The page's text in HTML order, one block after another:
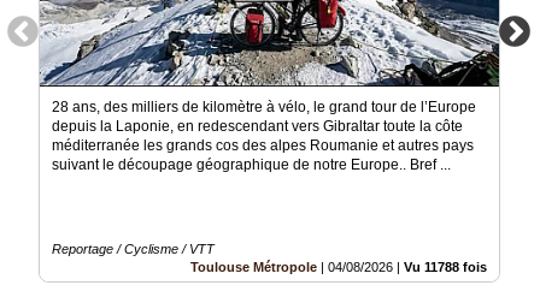
Vidéos
Médias
Prémium
Accès
28 ans, des milliers de kilomètre à vélo, le grand tour de l’Europe
depuis la Laponie, en redescendant vers Gibraltar toute la côte
méditerranée les grands cos des alpes Roumanie et autres pays
suivant le découpage géographique de notre Europe.. Bref ...
Reportage / Cyclisme / VTT
Toulouse Métropole
04/08/2026 Vu 11788 fois